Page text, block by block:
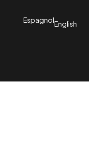
EspagnolEnglish